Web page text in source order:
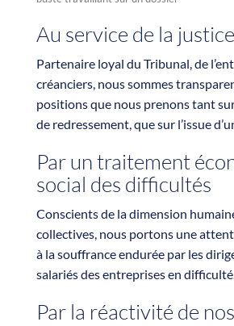
Au service de la justice
Partenaire loyal du Tribunal, de
créanciers, nous sommes
positions que nous prenons tant
de redressement, que sur l’issue
Par un traitement
social des difficultés
Conscients de la dimension
collectives, nous portons une
à la souffrance endurée par les
salariés des entreprises en
Par la réactivité de